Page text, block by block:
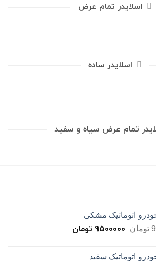
اسلایدر تمام عرض
اسلایدر ساده
تمام عرض سیاه و سفید
اتوماتیک مشکی
تومان 9500000 تومان
اتوماتیک سفید